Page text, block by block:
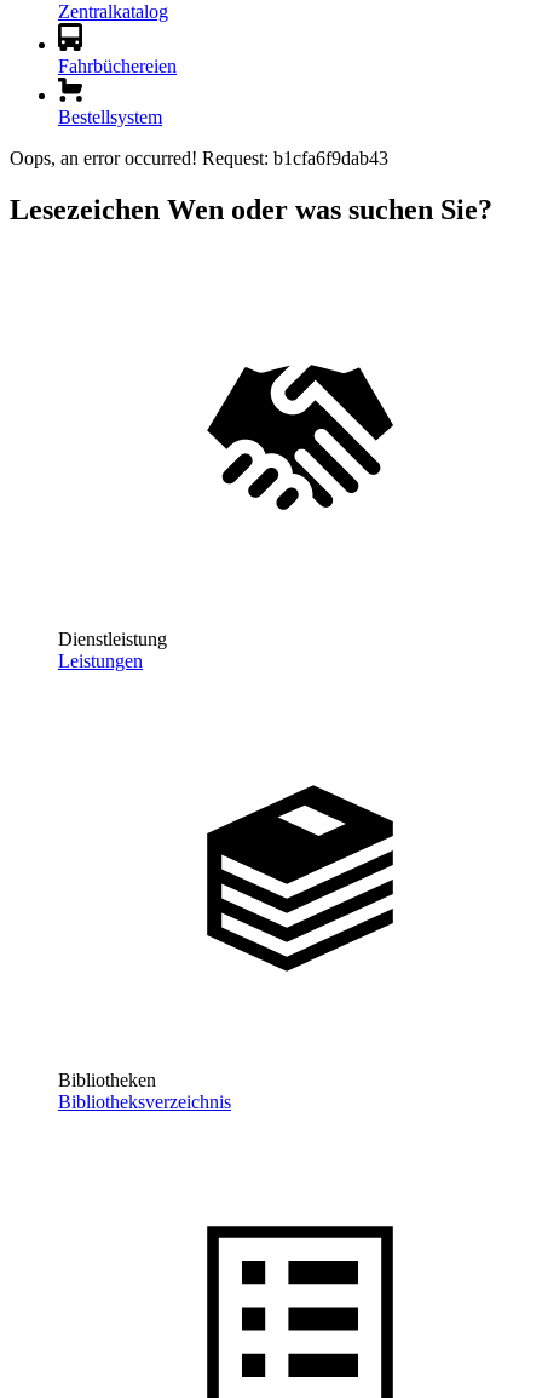
Zentralkatalog
Fahrbüchereien
Bestellsystem
Oops, an error occurred! Request: b1cfa6f9dab43
Lesezeichen Wen oder was suchen Sie?
Dienstleistung
Leistungen
Bibliotheken
Bibliotheksverzeichnis